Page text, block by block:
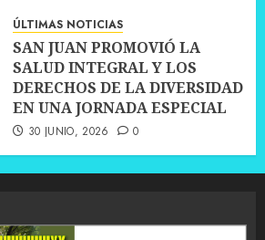
ÚLTIMAS NOTICIAS
SAN JUAN PROMOVIÓ LA
SALUD INTEGRAL Y LOS
DERECHOS DE LA DIVERSIDAD
EN UNA JORNADA ESPECIAL
30 JUNIO, 2026 0